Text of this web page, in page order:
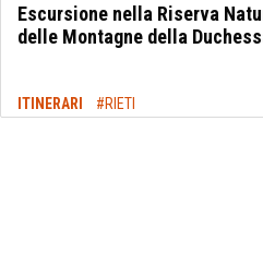
Escursione nella Riserva
delle Montagne della
ITINERARI #RIETI